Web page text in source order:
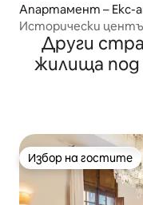
Апартамент – Екс-
Исторически
„Мирабо“
Други
жилища под
Избор на гостите
Избор на гостите